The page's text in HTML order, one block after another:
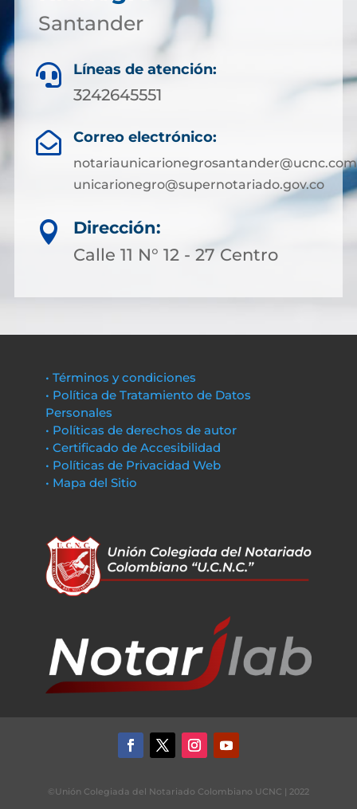
Santander
 Líneas de atención:
3242645551
 Correo electrónico:
unicarionegro@supernotariado.gov.co

Dirección:
Calle 11 N° 12 - 27 Centro
• Términos y condiciones
• Política de Tratamiento de Datos
Personales
• Políticas de derechos de autor
• Certificado de Accesibilidad
• Políticas de Privacidad Web
• Mapa del Sitio
©Unión Colegiada del Notariado Colombiano UCNC | 2022